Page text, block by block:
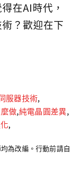
在AI時代，
？歡迎在下
服器技術,
做,純電晶圓差異,
,
為改編。行動前請自